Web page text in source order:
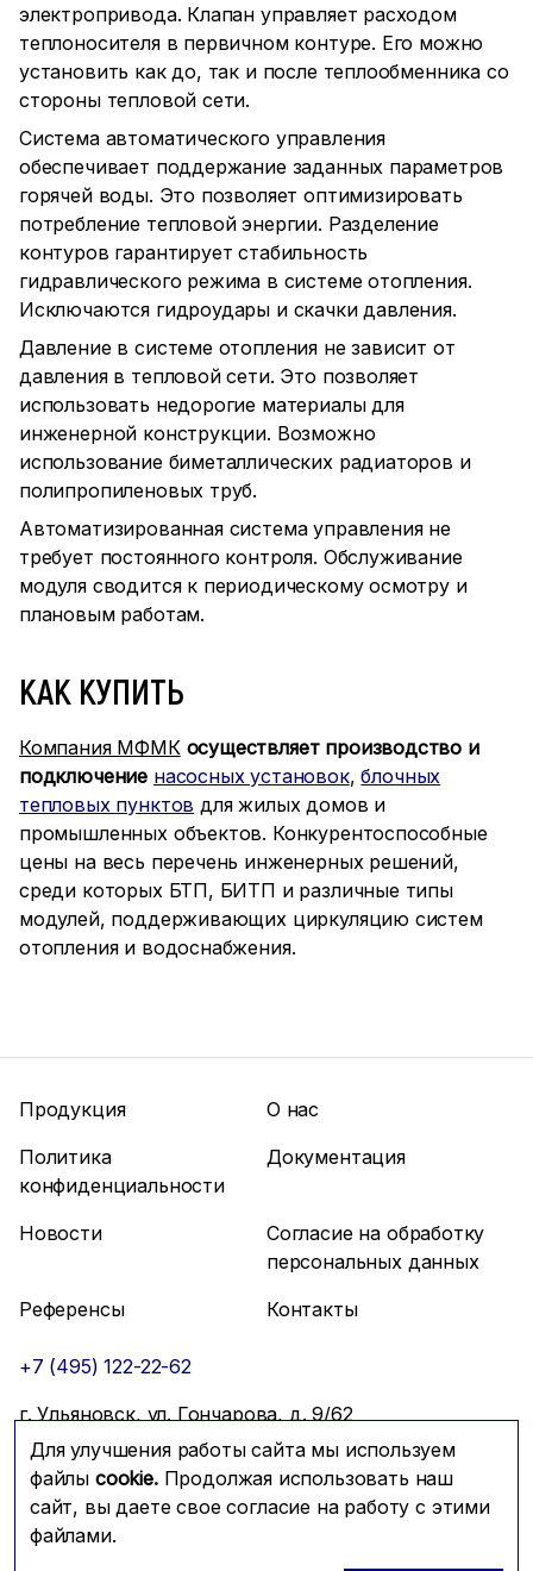
электропривода. Клапан управляет расходом
теплоносителя в первичном контуре. Его можно
установить как до, так и после теплообменника со
стороны тепловой сети.
Система автоматического управления
обеспечивает поддержание заданных параметров
горячей воды. Это позволяет оптимизировать
потребление тепловой энергии. Разделение
контуров гарантирует стабильность
гидравлического режима в системе отопления.
Исключаются гидроудары и скачки давления.
Давление в системе отопления не зависит от
давления в тепловой сети. Это позволяет
использовать недорогие материалы для
инженерной конструкции. Возможно
использование биметаллических радиаторов и
полипропиленовых труб.
Автоматизированная система управления не
требует постоянного контроля. Обслуживание
модуля сводится к периодическому осмотру и
плановым работам.
КАК КУПИТЬ
Компания МФМК осуществляет производство и
подключение насосных установок,блочных
тепловых пунктов для жилых домов и
промышленных объектов. Конкурентоспособные
цены на весь перечень инженерных решений,
среди которых БТП, БИТП и различные типы
модулей, поддерживающих циркуляцию систем
отопления и водоснабжения.
Для улучшения работы сайта мы используем
файлы cookie.Продолжая использовать наш
сайт, вы даете свое согласие на работу с этими
файлами.
Продукция
О нас
Политика
конфиденциальности
Документация
Новости
Согласие на обработку
персональных данных
Референсы
Контакты
+7 (495) 122-22-62
г. Ульяновск, ул. Гончарова, д. 9/62
info@mfmc.ru
Связаться с нами